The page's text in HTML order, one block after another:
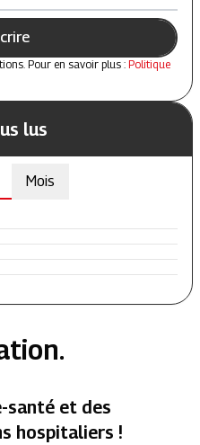
Pour en savoir plus : Politique
lus
Mois
santé et des
hospitaliers !